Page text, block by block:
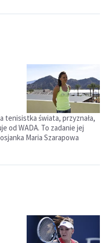
tenisistka świata, przyznała,
od WADA. To zadanie jej
Maria Szarapowa